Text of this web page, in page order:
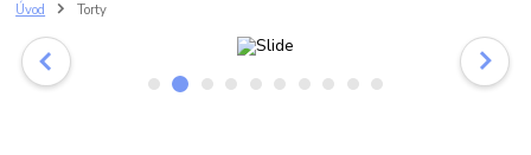
Úvod Torty